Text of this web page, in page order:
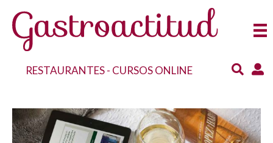
RESTAURANTES- CURSOS ONLINE